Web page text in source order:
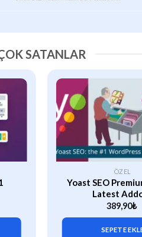
SATANLAR
ÖZEL
Yoast SEO
Latest
389,90₺
SEPETE